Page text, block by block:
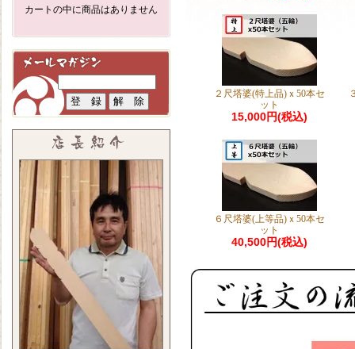
カートの中に商品はありません
２尺塔婆(特上品)ｘ50本セ
ット
15,000円(税込)
６尺塔婆(上等品)ｘ50本セ
ット
40,500円(税込)